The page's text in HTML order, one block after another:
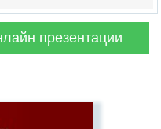
презентации